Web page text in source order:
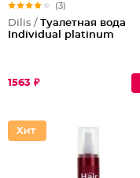
(3)
Dilis / Туалетная вода
Individual platinum
1563 ₽